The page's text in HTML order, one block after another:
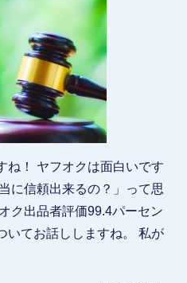
ね！ ヤフオクは面白いです
に信頼出来るの？」って思
ク出品者評価99.4パーセン
いてお話ししますね。 私が